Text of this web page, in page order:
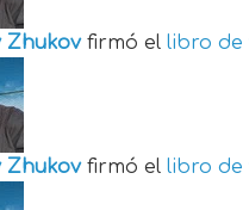
Zhukov firmó el libro de
Zhukov firmó el libro de